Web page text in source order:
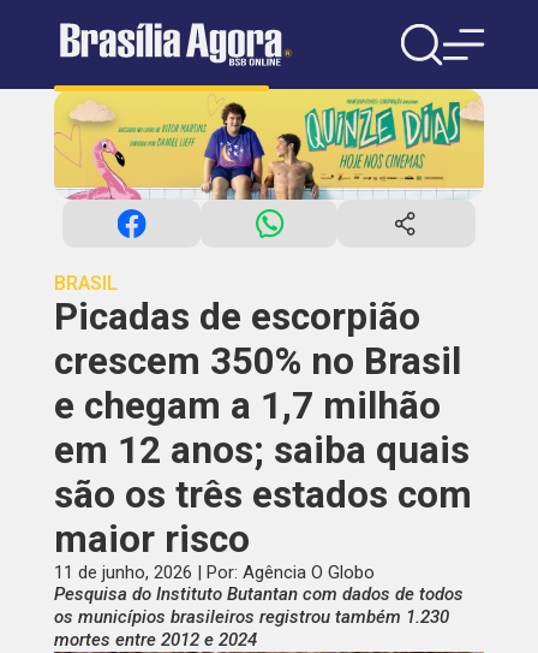
BRASIL
Picadas de escorpião
crescem 350% no Brasil
e chegam a 1,7 milhão
em 12 anos; saiba quais
são os três estados com
maior risco
11 de junho, 2026 | Por: Agência O Globo
Pesquisa do Instituto Butantan com dados de todos
os municípios brasileiros registrou também 1.230
mortes entre 2012 e 2024